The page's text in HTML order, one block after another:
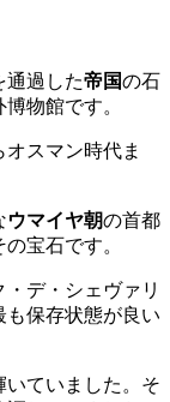
通過した帝国の石
博物館です。
スマン時代ま
ウマイヤ朝の首都
宝石です。
デ・シェヴァリ
も保存状態が良い
ていました。そ